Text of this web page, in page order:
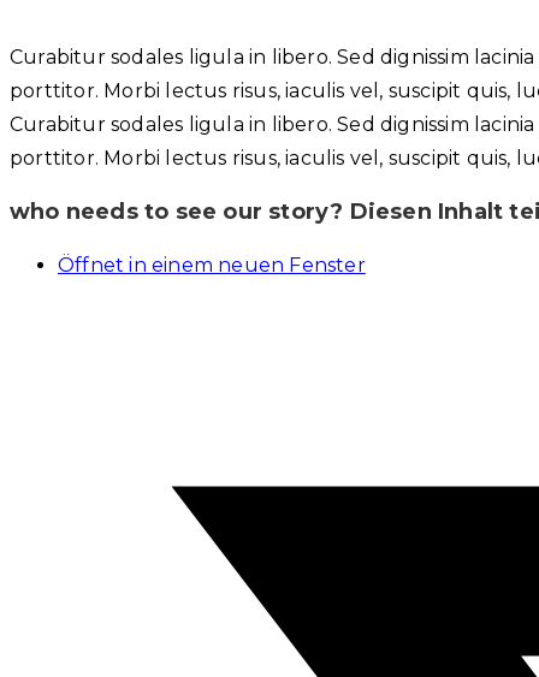
Curabitur sodales ligula in libero. Sed dignissim
porttitor. Morbi lectus risus, iaculis vel, suscipit quis,
Curabitur sodales ligula in libero. Sed dignissim
porttitor. Morbi lectus risus, iaculis vel, suscipit quis,
who needs to see our story? Diesen Inhalt
Öffnet in einem neuen Fenster